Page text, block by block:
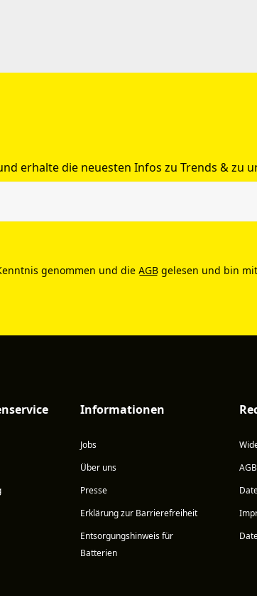
erhalte die neuesten Infos zu Trends & zu
genommen und die AGB gelesen und bin
Informationen
Jobs
Über uns
Presse
Erklärung zur Barrierefreiheit
Entsorgungshinweis für
Batterien
AGB